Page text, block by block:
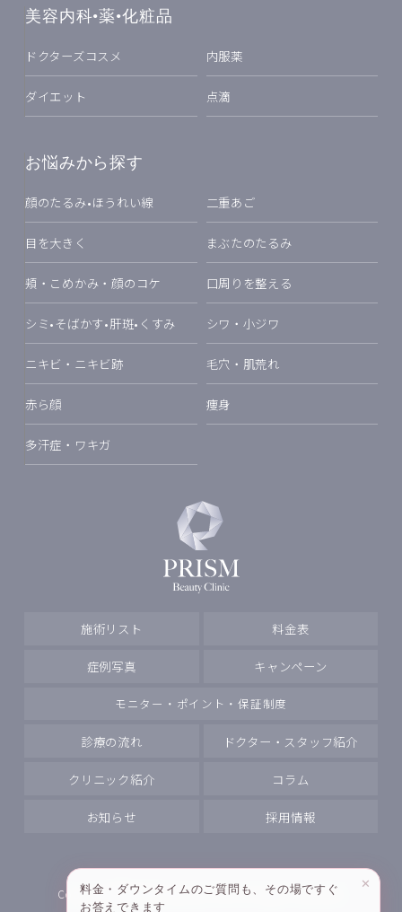
美容内科•薬•化粧品
ドクターズコスメ 内服薬
ダイエット 点滴
お悩みから探す
顔のたるみ•ほうれい線 二重あご
目を大きく まぶたのたるみ
頬・こめかみ・顔のコケ 口周りを整える
シミ•そばかす•肝斑•くすみ シワ・小ジワ
ニキビ・ニキビ跡 毛穴・肌荒れ
赤ら顔 痩身
多汗症・ワキガ
施術リスト 料金表
症例写真 キャンペーン
モニター・ポイント・保証制度
診療の流れ ドクター・スタッフ紹介
クリニック紹介 コラム
お知らせ 採用情報
Copyright PRISM Beauty Clinic All rights reserved.
料金・ダウンタイムのご質問も、その場ですぐ
お答えできます
✕